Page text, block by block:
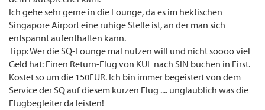
Ich gehe sehr gerne in die Lounge, da es im hektischen
Singapore Airport eine ruhige Stelle ist, an der man sich
entspannt aufenthalten kann.
Tipp: Wer die SQ-Lounge mal nutzen will und nicht soooo viel
Geld hat: Einen Return-Flug von KUL nach SIN buchen in First.
Kostet so um die 150EUR. Ich bin immer begeistert von dem
Service der SQ auf diesem kurzen Flug .... unglaublich was die
Flugbegleiter da leisten!